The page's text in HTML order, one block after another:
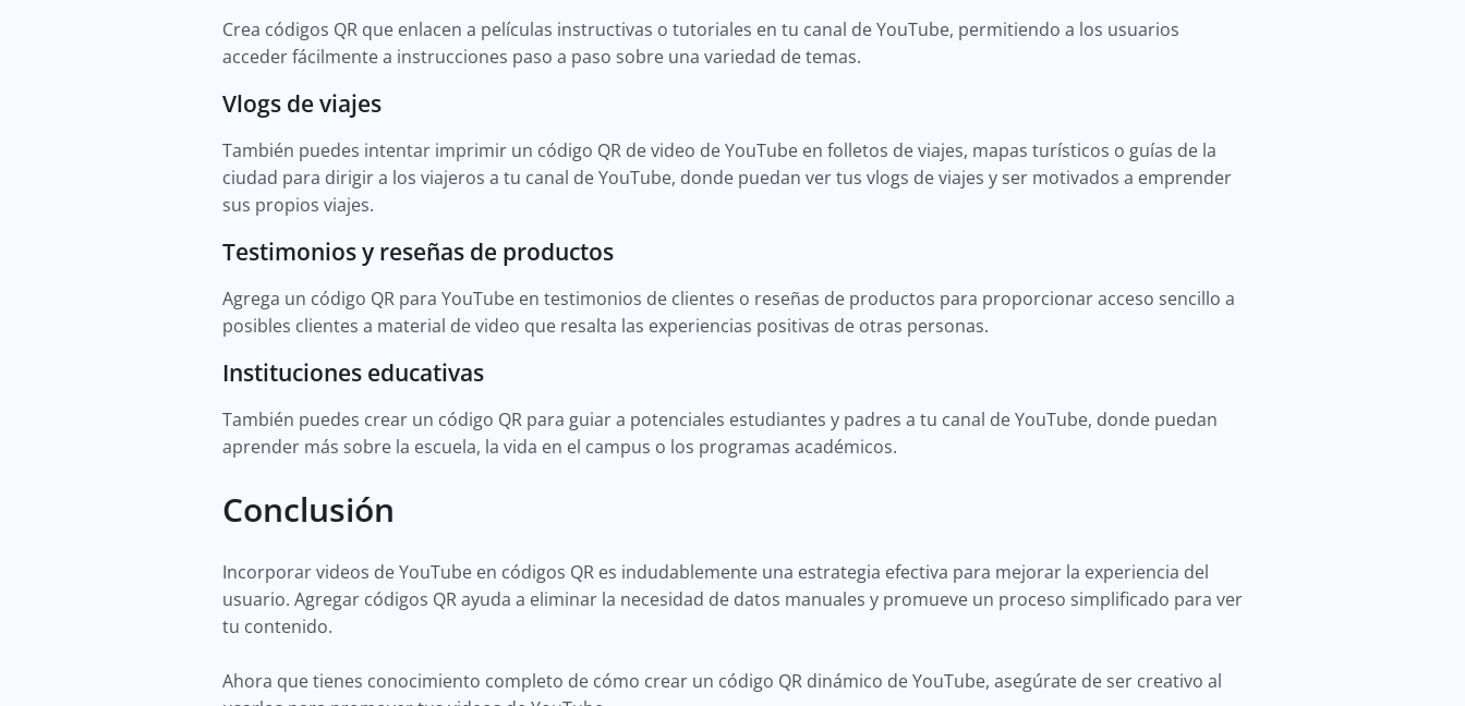
Crea códigos QR que enlacen a películas instructivas o tutoriales en tu canal de YouTube, permitiendo a los usuarios
acceder fácilmente a instrucciones paso a paso sobre una variedad de temas.
Vlogs de viajes
También puedes intentar imprimir un código QR de video de YouTube en folletos de viajes, mapas turísticos o guías de la
ciudad para dirigir a los viajeros a tu canal de YouTube, donde puedan ver tus vlogs de viajes y ser motivados a emprender
sus propios viajes.
Testimonios y reseñas de productos
Agrega un código QR para YouTube en testimonios de clientes o reseñas de productos para proporcionar acceso sencillo a
posibles clientes a material de video que resalta las experiencias positivas de otras personas.
Instituciones educativas
También puedes crear un código QR para guiar a potenciales estudiantes y padres a tu canal de YouTube, donde puedan
aprender más sobre la escuela, la vida en el campus o los programas académicos.
Conclusión
Incorporar videos de YouTube en códigos QR es indudablemente una estrategia efectiva para mejorar la experiencia del
usuario. Agregar códigos QR ayuda a eliminar la necesidad de datos manuales y promueve un proceso simplificado para ver
tu contenido.
Ahora que tienes conocimiento completo de cómo crear un código QR dinámico de YouTube, asegúrate de ser creativo al